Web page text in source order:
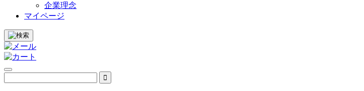
企業理念
マイページ